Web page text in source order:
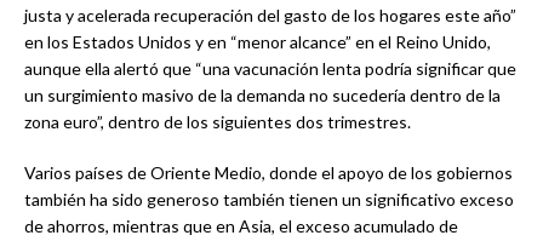
justa y acelerada recuperación del gasto de los hogares este año”
en los Estados Unidos y en “menor alcance” en el Reino Unido,
aunque ella alertó que “una vacunación lenta podría significar que
un surgimiento masivo de la demanda no sucedería dentro de la
zona euro”, dentro de los siguientes dos trimestres.
Varios países de Oriente Medio, donde el apoyo de los gobiernos
también ha sido generoso también tienen un significativo exceso
de ahorros, mientras que en Asia, el exceso acumulado de